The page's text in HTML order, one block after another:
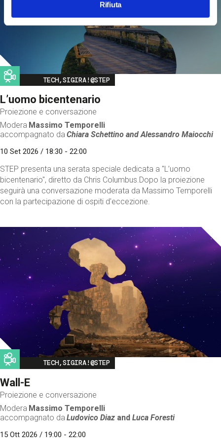
Rifiuta
Image
TECH,SIGIRA!@STEP
L’uomo bicentenario
Proiezione e conversazione
Modera Massimo Temporelli
accompagnato da Chiara Schettino andAlessandro Maiocchi
10 Set 2026 / 18:30 - 22:00
STEP presenta una serata speciale dedicata a "L’uomo
bicentenario", diretto da Chris Columbus.Dopo la proiezione
seguirà una conversazione moderata da Massimo Temporelli
con la partecipazione di ospiti d'eccezione.
Image
TECH,SIGIRA!@STEP
Wall-E
Proiezione e conversazione
Modera Massimo Temporelli
accompagnato da Ludovico Diaz andLuca Foresti
15 Ott 2026 / 19:00 - 22:00